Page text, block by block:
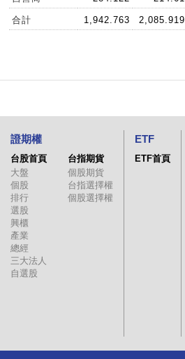
合計 1,942.763 2,085.919
證期權
台股首頁
大盤
個股
排行
選股
興櫃
產業
總經
三大法人
自選股
台指期貨
個股期貨
台指選擇權
個股選擇權
ETF
ETF首頁